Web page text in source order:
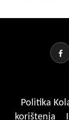
Politika
korištenja